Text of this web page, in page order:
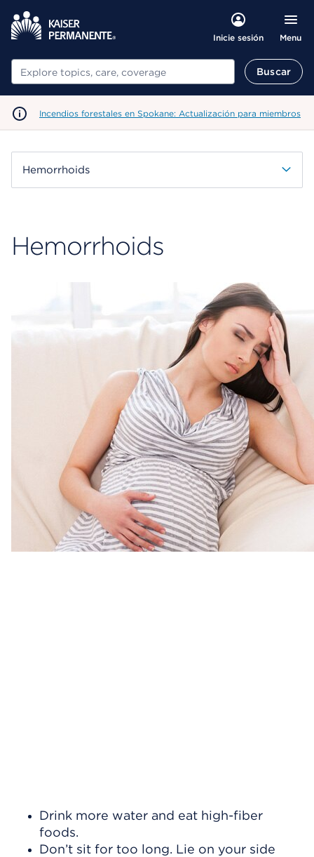
Inicie sesión Menu
Buscar Buscar
Incendios forestales en Spokane: Actualización para miembros
Hemorrhoids
Hemorrhoids
Drink more water and eat high-fiber
foods.
Don’t sit for too long. Lie on your side